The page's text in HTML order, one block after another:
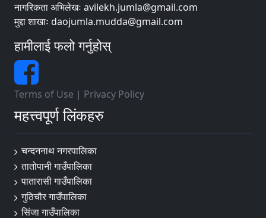
नागरिकता अभिलेखः avilekh.jumla@gmail.com
मुद्दा शाखाः daojumla.mudda@gmail.com
हामीलाई फलो गर्नुहोस्
Terms of Use | Privacy Policy
महत्त्वपूर्ण लिंकहरु
चन्दननाथ नगरपालिका
तातोपानी गाउँपालिका
पातारासी गाउँपालिका
गुठिचौर गाउँपालिका
सिंजा गाउँपालिका